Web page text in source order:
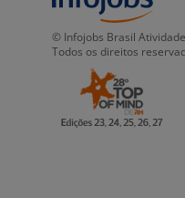
© Infojobs Brasil
Todos os direitos